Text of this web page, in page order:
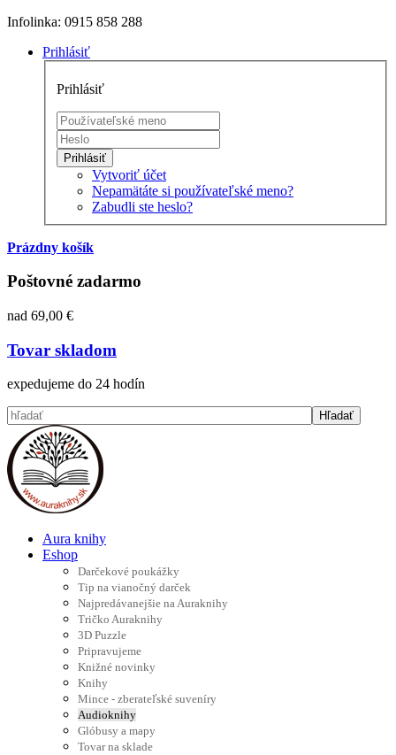
Infolinka: 0915 858 288
Prihlásiť
Prihlásiť
Prihlásiť
Vytvoriť účet
Nepamätáte si používateľské meno?
Zabudli ste heslo?
Prázdny košík
Poštovné zadarmo
nad 69,00 €
Tovar skladom
expedujeme do 24 hodín
Aura knihy
Eshop
Darčekové poukážky
Tip na vianočný darček
Najpredávanejšie na Auraknihy
Tričko Auraknihy
3D Puzzle
Pripravujeme
Knižné novinky
Knihy
Mince - zberateľské suveníry
Audioknihy
Glóbusy a mapy
Tovar na sklade